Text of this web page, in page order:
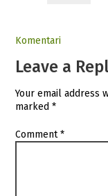
Komentari
Leave a
Your email address
marked*
Comment*